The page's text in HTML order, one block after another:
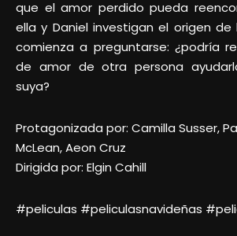
que el amor perdido pueda
ella y Daniel investigan el origen de
comienza a preguntarse: ¿podría
de amor de otra persona
suya?
Protagonizada por: Camilla Susser,
McLean, Aeon Cruz
Dirigida por: Elgin Cahill
#peliculas #peliculasnavideñas